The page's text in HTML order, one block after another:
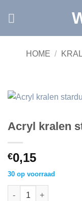
HOME /
Acryl kralen
€0,15
30 op voorraad
Acryl kralen stardust